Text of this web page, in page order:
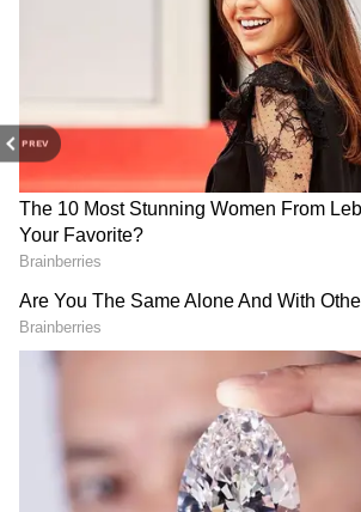
PREV
అన్నీ ఉన్నాయన్న అహంకారాన్ని పటాపంచలు చేసే
పెట్టె.. ఈ కథ చదివితే ఆలోచన మారడం ఖాయం